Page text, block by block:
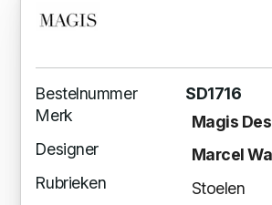
Bestelnummer
SD1716
Merk
Magis
Designer
Marcel
Rubrieken
Stoelen